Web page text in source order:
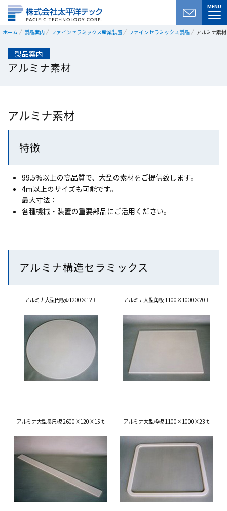
MENU
ホーム 製品案内 ファインセラミックス産業装置 ファインセラミックス製品 アルミナ素材
製品案内
アルミナ素材
アルミナ素材
特徴
99.5%以上の高品質で、大型の素材をご提供致します。
4ｍ以上のサイズも可能です。
最大寸法：
各種機械・装置の重要部品にご活用ください。
アルミナ構造セラミックス
アルミナ大型円板Φ1200×12ｔ アルミナ大型角板 1100×1000×20ｔ
アルミナ大型長尺板 2600×120×15ｔ アルミナ大型枠板 1100×1000×23ｔ